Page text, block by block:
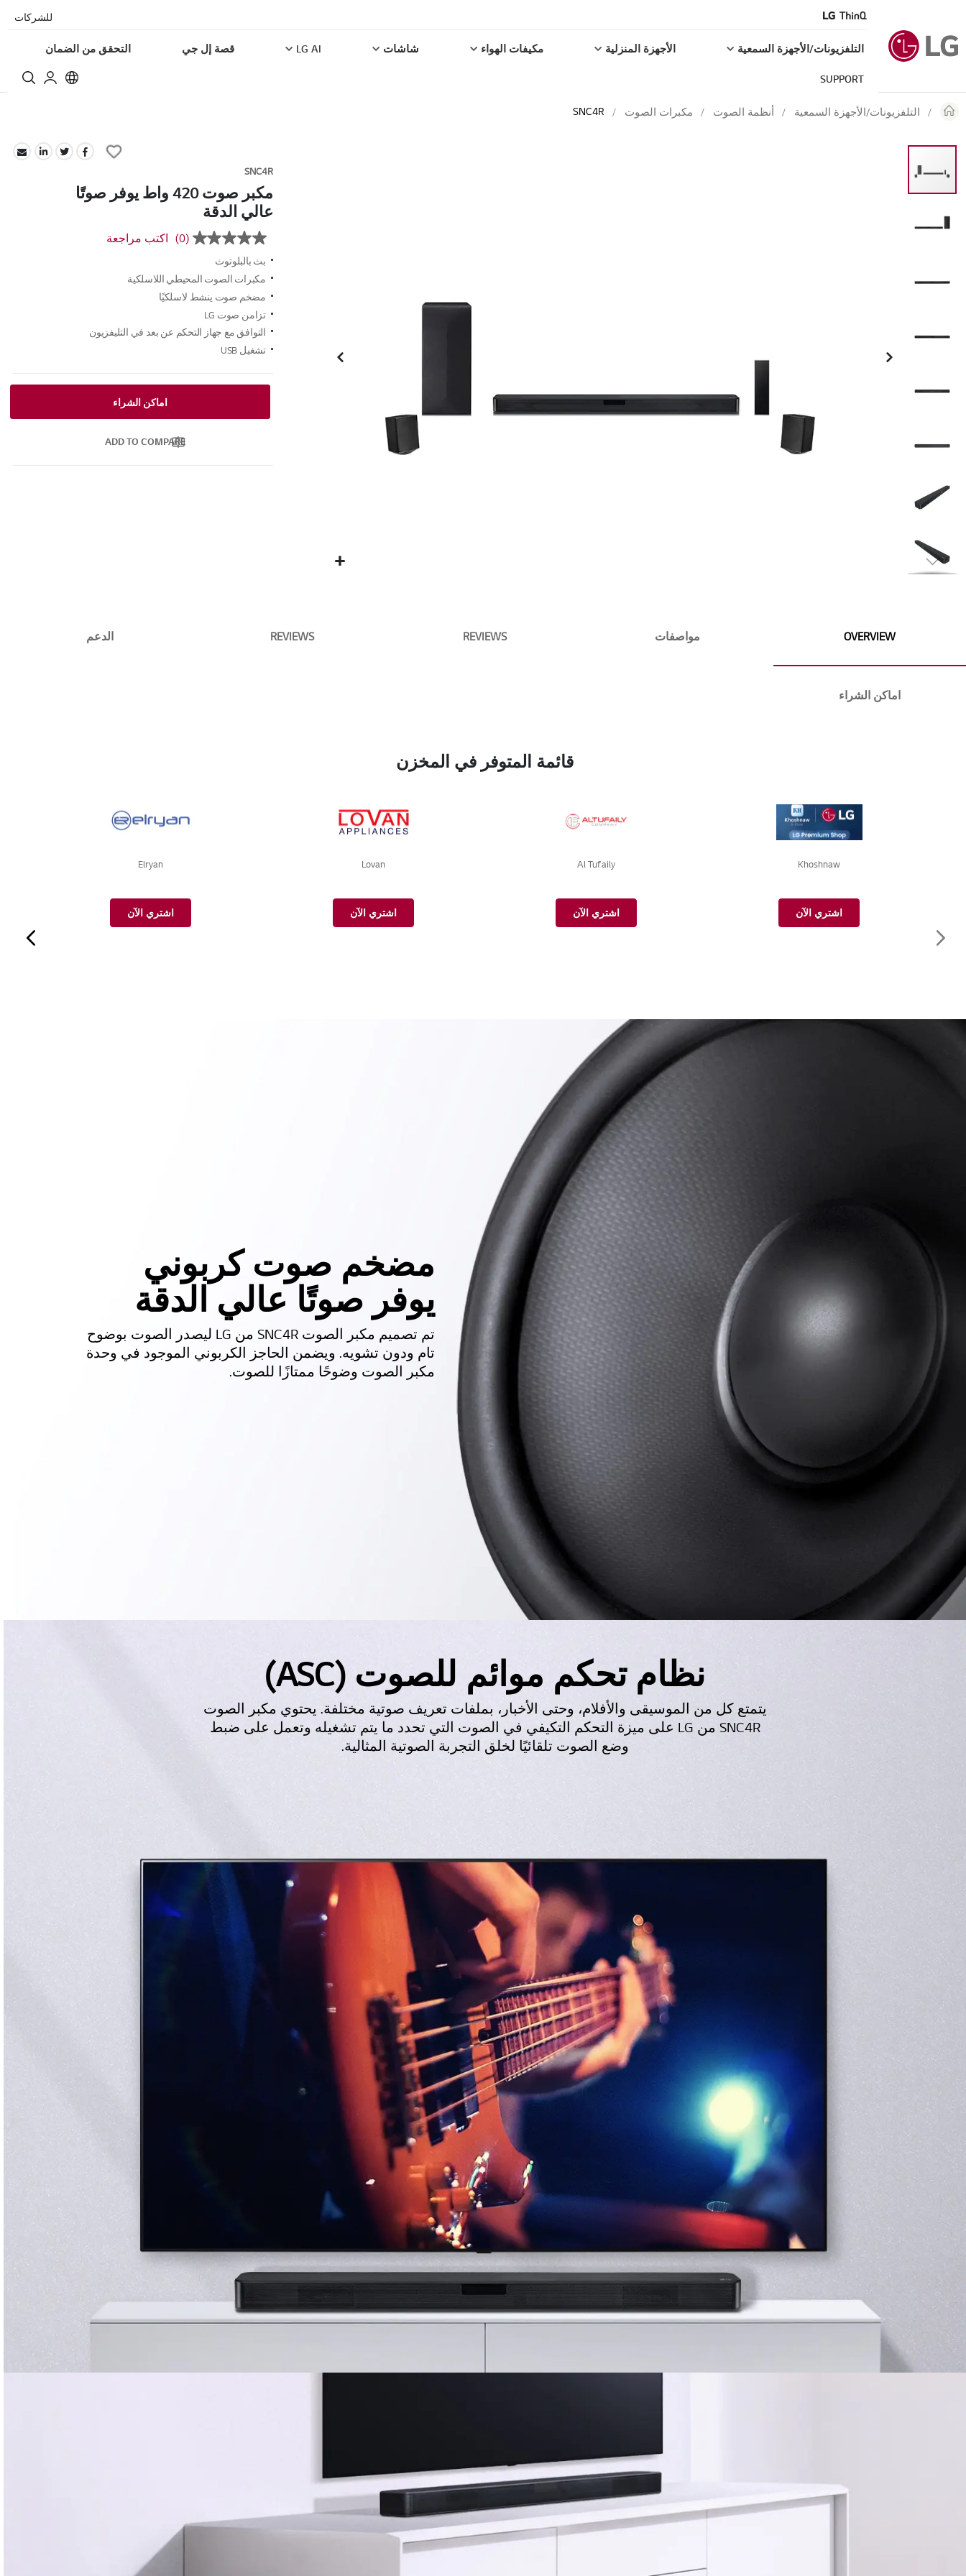
للشركات
التلفزيونات/الأجهزة السمعية الأجهزة المنزلية مكيفات الهواء شاشات LG AI قصة إل جي التحقق من الضمان
SUPPORT
التلفزيونات/الأجهزة السمعية أنظمة الصوت مكبرات الصوت SNC4R
Skip
of
the
Add
Wish
List
SNC4R
مكبر صوت 420 واط يوفر صوتًا
عالي الدقة
بلا
قيمة
تصنيف
رابط
نفس
الصفحة.
(0) اكتب مراجعة
بث بالبلوتوث
مكبرات الصوت المحيطي اللاسلكية
مضخم صوت ينشط لاسلكيًا
تزامن صوت LG
التوافق مع جهاز التحكم عن بعد في التليفزيون
تشغيل USB
اماكن الشراء
ADD TO COMPARE
OVERVIEW مواصفات REVIEWS
REVIEWS الدعم
اماكن الشراء
قائمة المتوفر في المخزن
Khoshnaw
اشتري الآن
Al Tufaily
اشتري الآن
Lovan
اشتري الآن
Elryan
اشتري الآن
مضخم صوت كربوني
يوفر صوتًا عالي الدقة
تم تصميم مكبر الصوت SNC4R من LG ليصدر الصوت بوضوح
تام ودون تشويه. ويضمن الحاجز الكربوني الموجود في وحدة
مكبر الصوت وضوحًا ممتازًا للصوت.
نظام تحكم موائم للصوت (ASC)
يتمتع كل من الموسيقى والأفلام، وحتى الأخبار، بملفات تعريف صوتية مختلفة. يحتوي مكبر الصوت
SNC4R من LG على ميزة التحكم التكيفي في الصوت التي تحدد ما يتم تشغيله وتعمل على ضبط
وضع الصوت تلقائيًا لخلق التجربة الصوتية المثالية.